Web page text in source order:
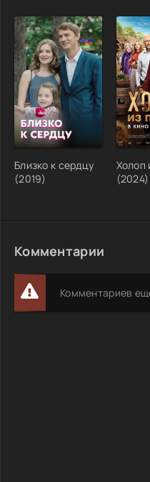
Близко к сердцу
(2019)
Холоп
(2024)
Комментарии
Комментариев